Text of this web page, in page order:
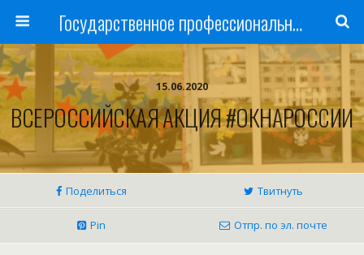
Государственное профессиональное образовательное учреждение
15.06.2020
ВСЕРОССИЙСКАЯ АКЦИЯ #ОКНАРОССИИ
Поделиться Твитнуть
Pin Отпр. по эл. почте